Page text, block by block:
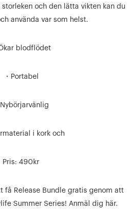
och den lätta vikten kan du
använda var som helst.
Ökar blodflödet
・Portabel
Nybörjarvänlig
i kork och
Pris: 490kr
få Release Bundle gratis genom att
Summer Series! Anmäl dig här.